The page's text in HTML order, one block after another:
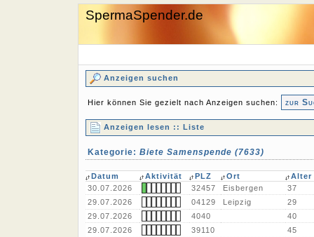
SpermaSpender.de
Anzeigen suchen
Hier können Sie gezielt nach Anzeigen suchen: zur
Anzeigen lesen :: Liste
Kategorie: Biete Samenspende (7633)
Datum Aktivität PLZ Ort
Alter
30.07.2026
32457 Eisbergen
37
29.07.2026
04129 Leipzig
29
29.07.2026
4040
40
29.07.2026
39110
45